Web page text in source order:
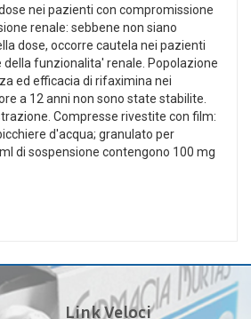
nei pazienti con compromissione
renale: sebbene non siano
dose, occorre cautela nei pazienti
funzionalita' renale. Popolazione
ed efficacia di rifaximina nei
a 12 anni non sono state stabilite.
Compresse rivestite con film:
d'acqua; granulato per
di sospensione contengono 100 mg
Link Veloci